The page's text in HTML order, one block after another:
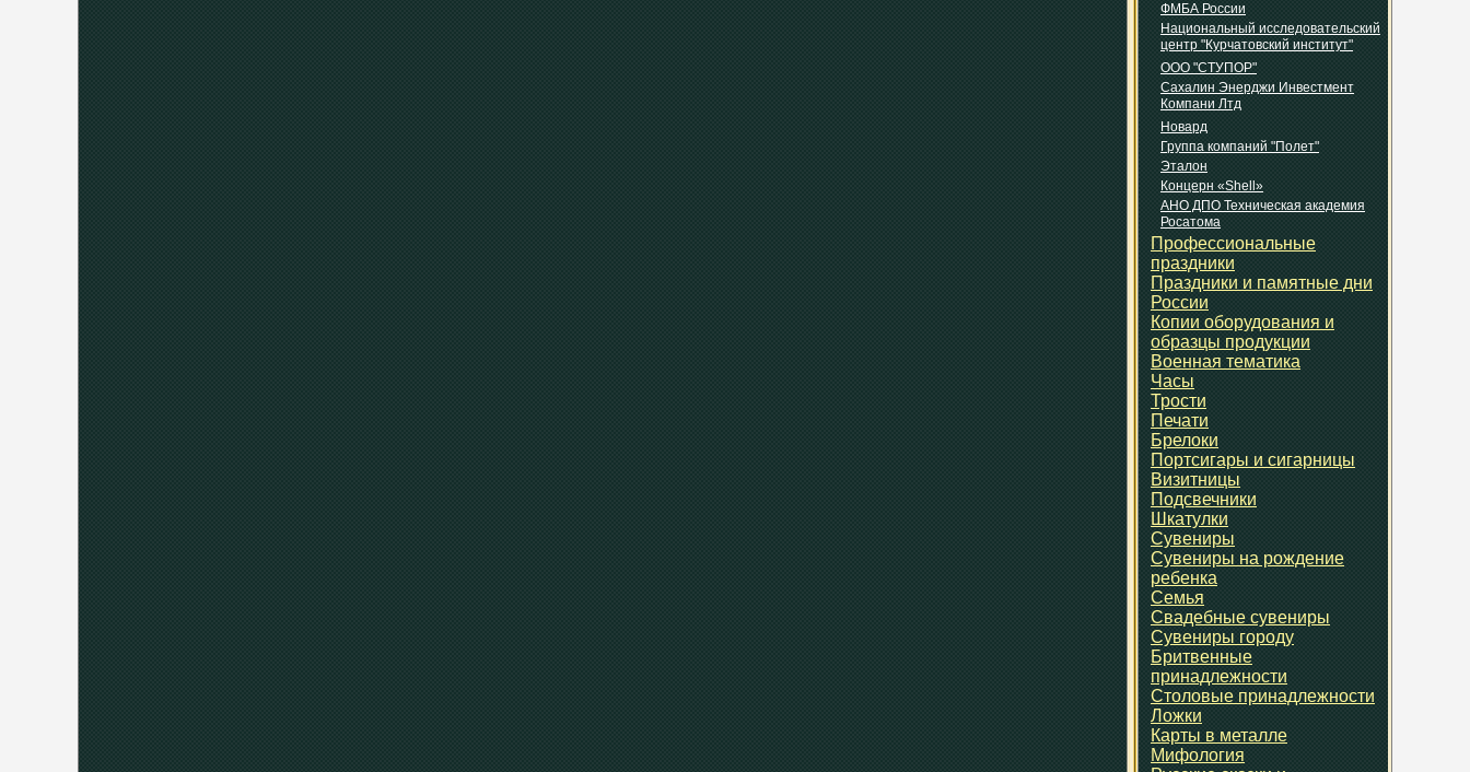
ФМБА России
Национальный исследовательский
центр "Курчатовский институт"
ООО "СТУПОР"
Сахалин Энерджи Инвестмент
Компани Лтд
Новард
Группа компаний "Полет"
Эталон
Концерн «Shell»
АНО ДПО Техническая академия
Росатома
Профессиональные
праздники
Праздники и памятные дни
России
Копии оборудования и
образцы продукции
Военная тематика
Часы
Трости
Печати
Брелоки
Портсигары и сигарницы
Визитницы
Подсвечники
Шкатулки
Сувениры
Сувениры на рождение
ребенка
Семья
Свадебные сувениры
Сувениры городу
Бритвенные
принадлежности
Столовые принадлежности
Ложки
Карты в металле
Мифология